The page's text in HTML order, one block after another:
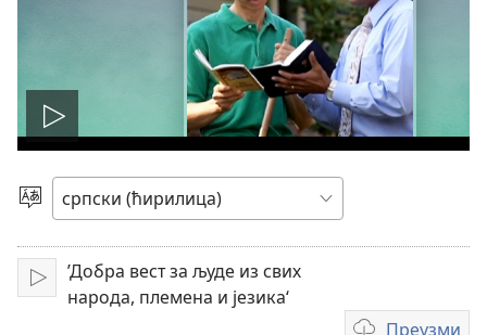
Покрени
филм
Изаберите
језик
Покрени
’Добра вест за људе из свих
народа, племена и језика‘
Преузми